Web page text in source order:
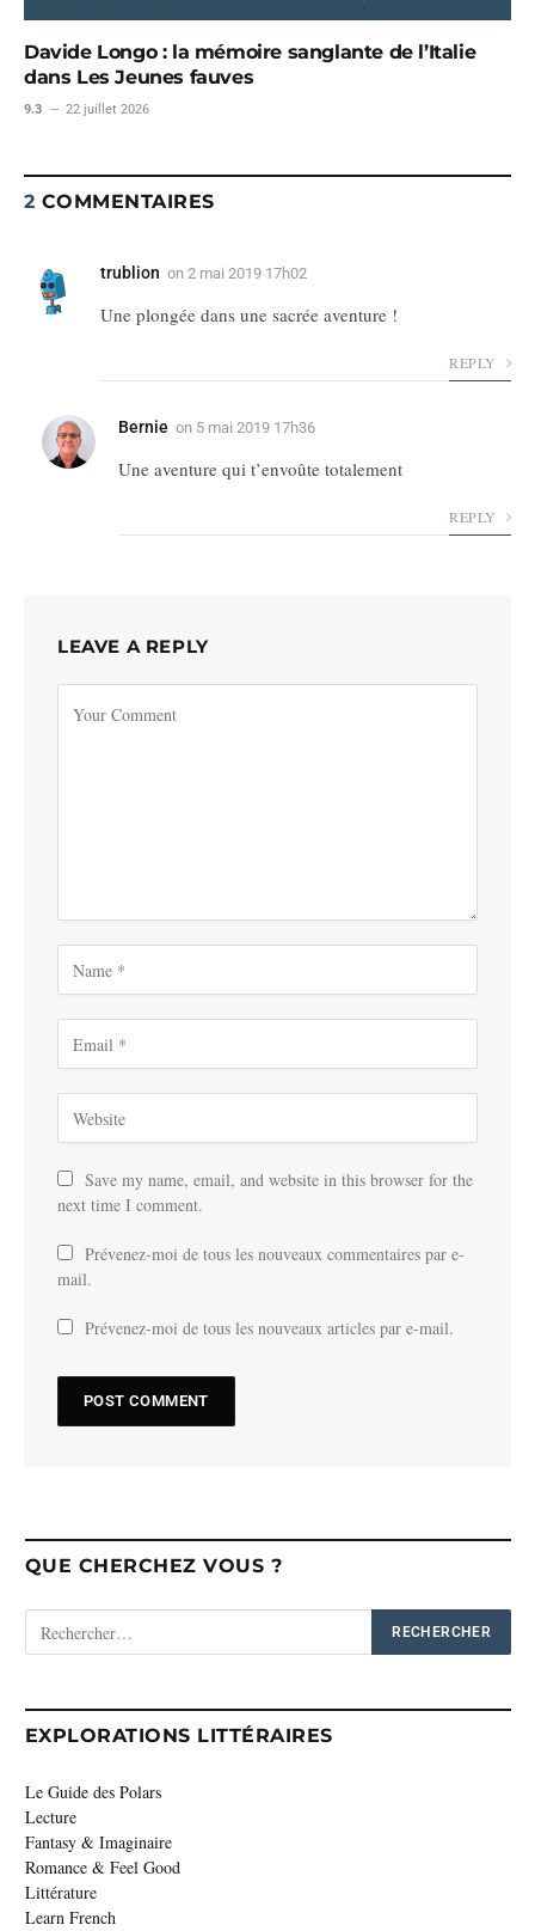
Davide Longo : la mémoire sanglante de l’Italie
dans Les Jeunes fauves
9.3 22 juillet 2026
2 COMMENTAIRES
trublion on 2 mai 2019 17h02
Une plongée dans une sacrée aventure !
REPLY
Bernie on 5 mai 2019 17h36
Une aventure qui t’envoûte totalement
REPLY
LEAVE A REPLY
Save my name, email, and website in this browser for the
next time I comment.
Prévenez-moi de tous les nouveaux commentaires par e-
mail.
Prévenez-moi de tous les nouveaux articles par e-mail.
QUE CHERCHEZ VOUS ?
EXPLORATIONS LITTÉRAIRES
Le Guide des Polars
Lecture
Fantasy & Imaginaire
Romance & Feel Good
Littérature
Learn French